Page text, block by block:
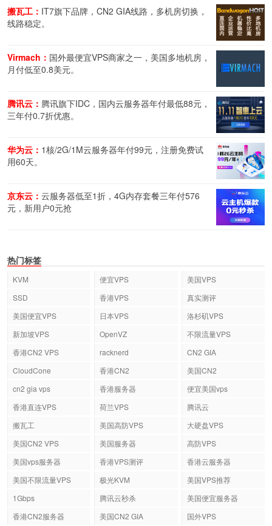
搬瓦工： IT7旗下品牌，CN2 GIA线路，多机房切换，
线路稳定。
Virmach： 国外最便宜VPS商家之一，美国多地机房，
月付低至0.8美元。
腾讯云： 腾讯旗下IDC，国内云服务器年付最低88元，
三年付0.7折优惠。
华为云： 1核/2G/1M云服务器年付99元，注册免费试
用60天。
京东云： 云服务器低至1折，4G内存套餐三年付576
元，新用户0元抢
热门标签
KVM 便宜VPS
美国VPS
SSD
香港VPS
真实测评
美国便宜VPS
日本VPS
洛杉矶VPS
新加坡VPS
OpenVZ
不限流量VPS
香港CN2 VPS
racknerd
CN2 GIA
CloudCone
香港CN2
美国CN2
cn2 gia vps
香港服务器
便宜美国vps
香港直连VPS
荷兰VPS
腾讯云
搬瓦工
美国高防VPS
大硬盘VPS
美国CN2 VPS
美国服务器
高防VPS
美国vps服务器
香港VPS测评
香港云服务器
美国不限流量VPS
极光KVM
美国VPS推荐
1Gbps
腾讯云秒杀
美国便宜服务器
香港CN2服务器
美国CN2 GIA 国外VPS